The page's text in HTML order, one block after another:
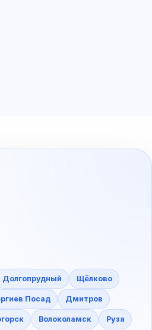
Долгопрудный Щёлково
Посад Дмитров
Волоколамск Руза